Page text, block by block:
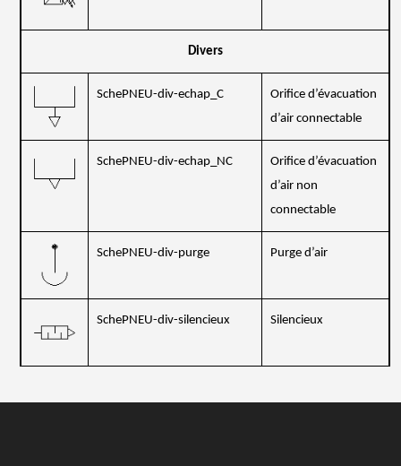
Divers
SchePNEU-div-echap_C
Orifice d’évacuation
d’air connectable
SchePNEU-div-echap_NC
Orifice d’évacuation
d’air non
connectable
SchePNEU-div-purge Purge d’air
SchePNEU-div-silencieux Silencieux